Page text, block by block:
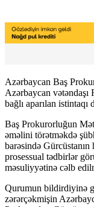
Azərbaycan Baş
Azərbaycan
bağlı aparılan istintaqı
Baş Prokurorluğun
əməlini törətməkdə
barəsində
prosessual tədbirlər
məsuliyyətinə cəlb
Qurumun bildirdiyinə
zərərçəkmişin